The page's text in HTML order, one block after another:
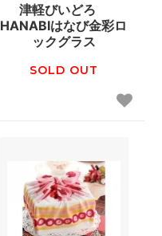
津軽びいどろ
HANABIはなび金彩ロ
ックグラス
SOLD OUT